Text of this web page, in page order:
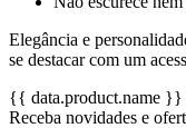
Elegância e
se destacar com um
{{ data.product.name }}
Receba novidades e